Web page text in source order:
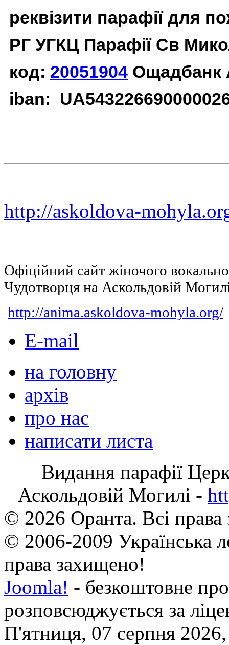
реквізити парафії для
РГ УГКЦ Парафії Св
код: 20051904 Ощадбанк
iban:
http://askoldova-
Офіційний сайт жіночого
Чудотворця на Аскольдовій
http://anima.askoldova-mohyla.org/
E-mail
на головну
архів
про нас
написати листа
Видання парафії
Аскольдовій Могилі -
© 2026 Оранта. Всі
© 2006-2009 Українська
права захищено!
Joomla! - безкоштовне
розповсюджується за
П'ятниця, 07 серпня